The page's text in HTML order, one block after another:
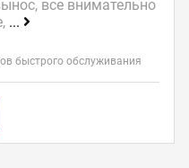
все внимательно
...
быстрого обслуживания